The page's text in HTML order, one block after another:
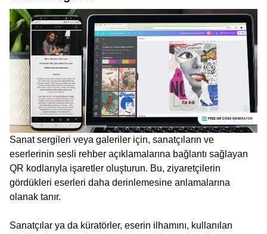
Sanat sergileri veya galeriler için, sanatçıların ve
eserlerinin sesli rehber açıklamalarına bağlantı sağlayan
QR kodlarıyla işaretler oluşturun. Bu, ziyaretçilerin
gördükleri eserleri daha derinlemesine anlamalarına
olanak tanır.
Sanatçılar ya da küratörler, eserin ilhamını, kullanılan